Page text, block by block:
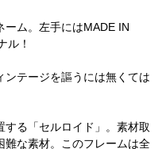
ーム。左手にはMADE IN
ル！
ンテージを謳うには無くては
る「セルロイド」。素材取
難な素材。このフレームは全